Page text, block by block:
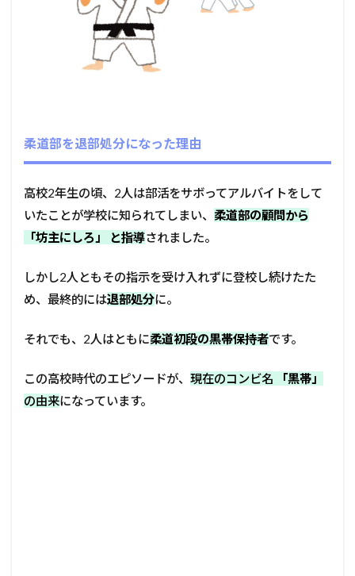
柔道部を退部処分になった理由
高校2年生の頃、2人は部活をサボってアルバイトをして
いたことが学校に知られてしまい、 柔道部の顧問から
「坊主にしろ」 と指導されました。
しかし2人ともその指示を受け入れずに登校し続けたた
め、最終的には退部処分に。
それでも、2人はともに柔道初段の黒帯保持者です。
この高校時代のエピソードが、 現在のコンビ名
「黒帯」
の由来になっています。